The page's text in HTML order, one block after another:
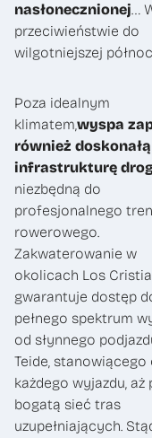
nasłonecznionej…
przeciwieństwie do
wilgotniejszej
Poza idealnym
klimatem,wyspa
również doskonałą
infrastrukturę
niezbędną do
profesjonalnego
rowerowego.
Zakwaterowanie w
okolicach Los
gwarantuje dostęp
pełnego spektrum
od słynnego
Teide, stanowiącego
każdego wyjazdu, aż
bogatą sieć tras
uzupełniających.